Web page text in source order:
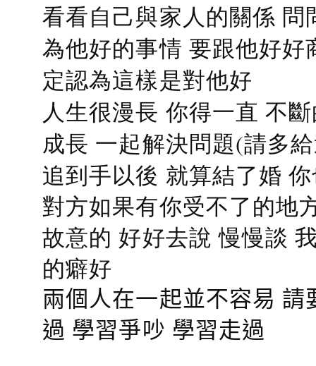
看看自己與家人的關係
為他好的事情 要跟他好
定認為這樣是對他好
人生很漫長 你得一直 不
成長 一起解決問題(請多
追到手以後 就算結了婚
對方如果有你受不了的地
故意的 好好去說 慢慢談
的癖好
兩個人在一起並不容易
過 學習爭吵 學習走過